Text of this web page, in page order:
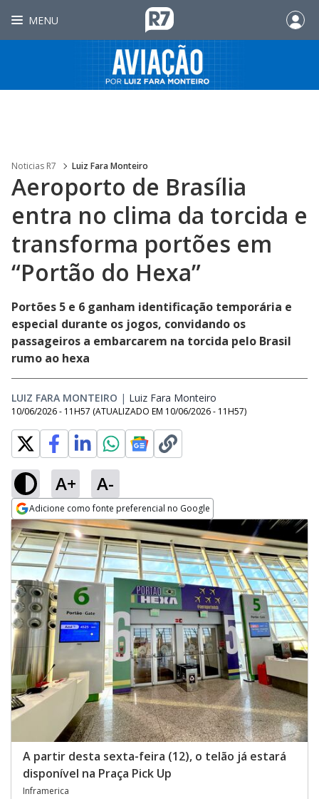
MENU
Noticias R7 Luiz Fara Monteiro
Aeroporto de Brasília
entra no clima da torcida e
transforma portões em
“Portão do Hexa”
Portões 5 e 6 ganham identificação temporária e
especial durante os jogos, convidando os
passageiros a embarcarem na torcida pelo Brasil
rumo ao hexa
LUIZ FARA MONTEIRO | Luiz Fara Monteiro
10/06/2026 - 11H57 (ATUALIZADO EM 10/06/2026 - 11H57)
A+ A-
Adicione como fonte preferencial no Google
Opens in new window
A partir desta sexta-feira (12), o telão já estará
disponível na Praça Pick Up
Inframerica